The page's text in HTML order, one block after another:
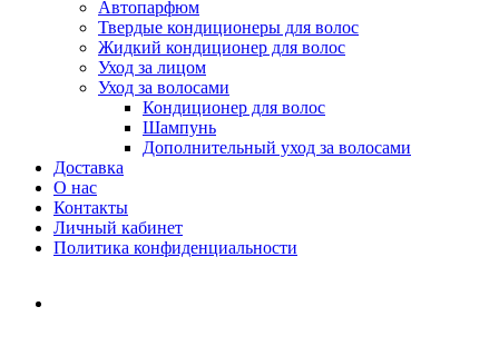
Автопарфюм
Твердые кондиционеры для волос
Жидкий кондиционер для волос
Уход за лицом
Уход за волосами
Кондиционер для волос
Шампунь
Дополнительный уход за волосами
Доставка
О нас
Контакты
Личный кабинет
Политика конфиденциальности